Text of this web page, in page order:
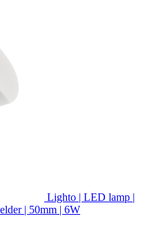
Lighto | LED lamp |
| 50mm | 6W